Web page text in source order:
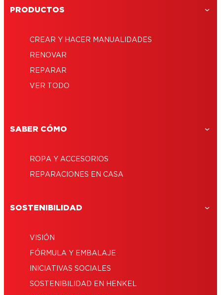
¿Cómo reparar un marco de fotos?
¿Cómo reparar un zapato roto?
¿Cómo reparar una figura de porcelana?
PRODUCTOS
CREAR Y HACER MANUALIDADES
RENOVAR
REPARAR
VER TODO
SABER CÓMO
ROPA Y ACCESORIOS
REPARACIONES EN CASA
SOSTENIBILIDAD
VISIÓN
FÓRMULA Y EMBALAJE
INICIATIVAS SOCIALES
SOSTENIBILIDAD EN HENKEL